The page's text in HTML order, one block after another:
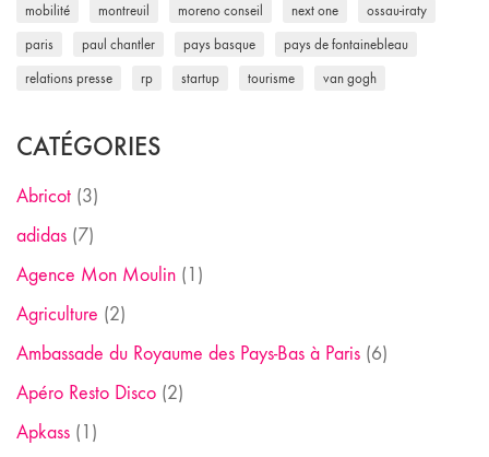
mobilité montreuil moreno conseil next one ossau-iraty
paris paul chantler pays basque pays de fontainebleau
relations presse rp startup tourisme van gogh
CATÉGORIES
Abricot (3)
adidas (7)
Agence Mon Moulin (1)
Agriculture (2)
Ambassade du Royaume des Pays-Bas à Paris (6)
Apéro Resto Disco (2)
Apkass (1)